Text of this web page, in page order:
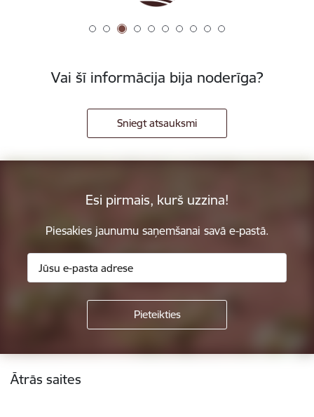
Vai šī informācija bija noderīga?
Sniegt atsauksmi
Esi pirmais, kurš uzzina!
Piesakies jaunumu saņemšanai savā e-pastā.
Kājene
Ātrās saites